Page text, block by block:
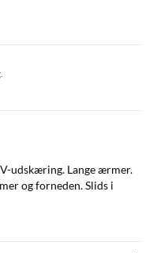
udskæring. Lange ærmer.
og forneden. Slids i